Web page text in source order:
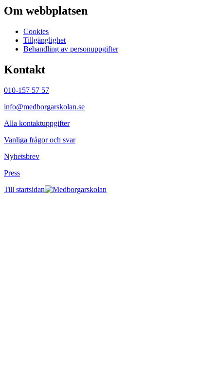
Om webbplatsen
Cookies
Tillgänglighet
Behandling av personuppgifter
Kontakt
010-157 57 57
info@medborgarskolan.se
Alla kontaktuppgifter
Vanliga frågor och svar
Nyhetsbrev
Press
Till startsidan